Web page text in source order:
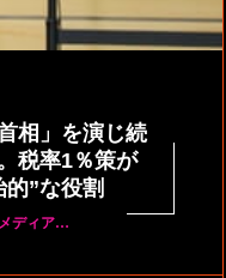
相」を演じ続
税率1％策が
”な役割
ディア…